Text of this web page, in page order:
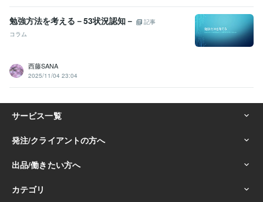
勉強方法を考える－53状況認知－
記事
コラム
西藤SANA
2025/11/04 23:04